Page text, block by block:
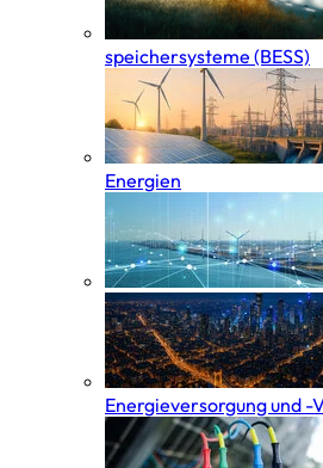
speicher­systeme (BESS)
Energien
Energieversorgung und -